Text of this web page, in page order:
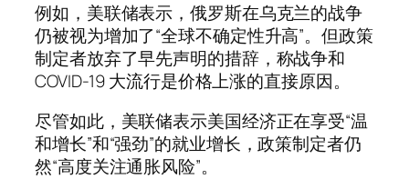
例如，美联储表示，俄罗斯在乌克兰的战争
仍被视为增加了“全球不确定性升高”。但政策
制定者放弃了早先声明的措辞，称战争和
COVID-19 大流行是价格上涨的直接原因。
尽管如此，美联储表示美国经济正在享受“温
和增长”和“强劲”的就业增长，政策制定者仍
然“高度关注通胀风险”。